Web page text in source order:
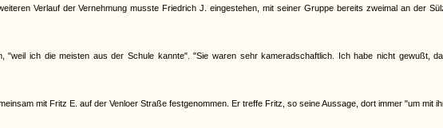
Verlauf der Vernehmung musste Friedrich J. eingestehen, mit seiner Gruppe bereits zweimal an der
ich die meisten aus der Schule kannte". "Sie waren sehr kameradschaftlich. Ich habe nicht gewußt,
mit Fritz E. auf der Venloer Straße festgenommen. Er treffe Fritz, so seine Aussage, dort immer "um mit